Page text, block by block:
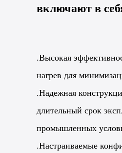
включают в
.Высокая
нагрев для
.Надежная
длительный срок
промышленных
.Настраиваемые